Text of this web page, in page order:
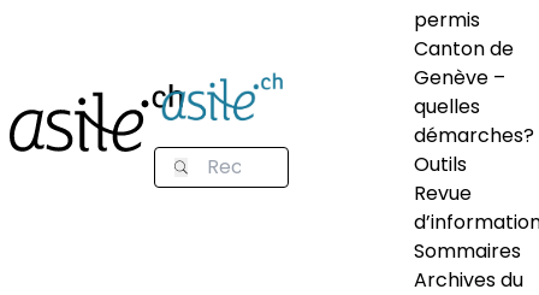
permis
Canton de
Genève –
quelles
démarches?
Outils
Revue
Sommaires
Archives du